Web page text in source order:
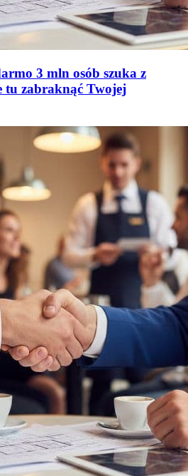
3 mln osób szuka z
tu zabraknąć Twojej